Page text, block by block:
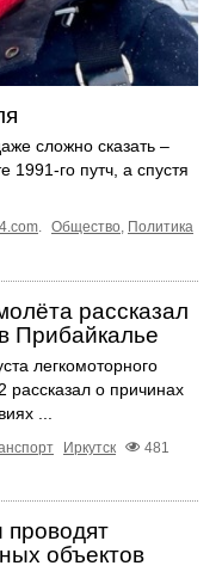
сложно сказать –
1991-го путч, а спустя
Общество Политика
рассказал
Прибайкалье
легкомоторного
рассказал о причинах
...
Иркутск
481
проводят
объектов